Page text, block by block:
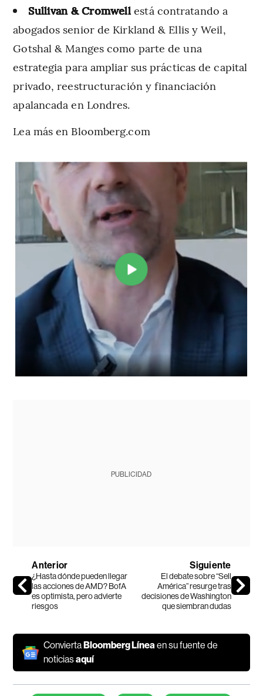
Sullivan & Cromwellestá contratando a
abogados senior de Kirkland & Ellis y Weil,
Gotshal & Manges como parte de una
estrategia para ampliar sus prácticas de capital
privado, reestructuración y financiación
apalancada en Londres.
Lea más en Bloomberg.com
PUBLICIDAD
Anterior
¿Hasta dónde pueden llegar
las acciones de AMD? BofA
es optimista, pero advierte
riesgos
Siguiente
El debate sobre “Sell
América” resurge tras
decisiones de Washington
que siembran dudas
Convierta Bloomberg Líneaen su fuente de
noticiasaquí